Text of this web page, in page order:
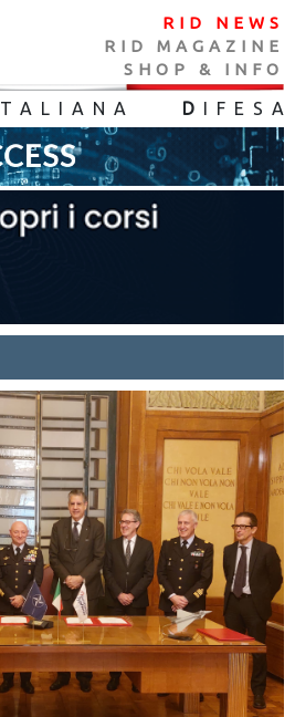
RID NEWS
RID MAGAZINE
SHOP & INFO
TALIANA D IFES A